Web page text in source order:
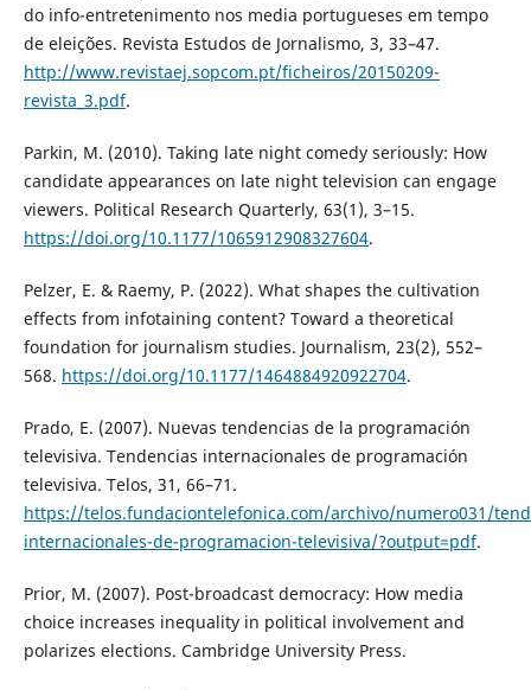
do info-entretenimento nos media portugueses em tempo
de eleições. Revista Estudos de Jornalismo, 3, 33–47.
http://www.revistaej.sopcom.pt/ficheiros/20150209-
revista_3.pdf.
Parkin, M. (2010). Taking late night comedy seriously: How
candidate appearances on late night television can engage
viewers. Political Research Quarterly, 63(1), 3–15.
https://doi.org/10.1177/1065912908327604.
Pelzer, E. & Raemy, P. (2022). What shapes the cultivation
effects from infotaining content? Toward a theoretical
foundation for journalism studies. Journalism, 23(2), 552–
568. https://doi.org/10.1177/1464884920922704.
Prado, E. (2007). Nuevas tendencias de la programación
televisiva. Tendencias internacionales de programación
televisiva. Telos, 31, 66–71.
https://telos.fundaciontelefonica.com/archivo/numero031/
internacionales-de-programacion-televisiva/?output=pdf.
Prior, M. (2007). Post-broadcast democracy: How media
choice increases inequality in political involvement and
polarizes elections. Cambridge University Press.